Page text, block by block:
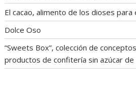
El cacao, alimento de los dioses para
Dolce Oso
“Sweets Box”, colección de
productos de confitería sin azúcar de